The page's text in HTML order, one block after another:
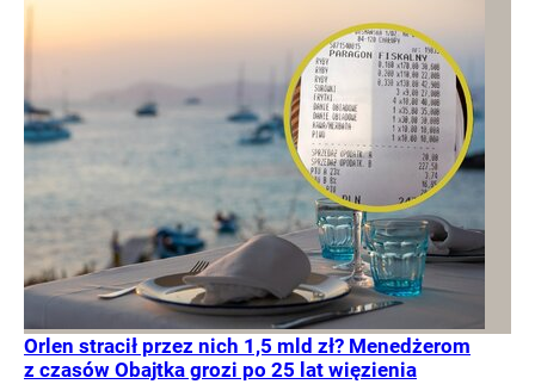
Orlen stracił przez nich 1,5 mld zł? Menedżerom
z czasów Obajtka grozi po 25 lat więzienia